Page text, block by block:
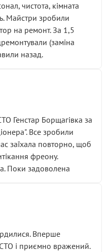
чистота, кімната
Майстри зробили
на ремонт. За 1,5
(заміна
назад.
Генстар Борщагівка за
Все зробили
заїхала повторно, щоб
фреону.
Поки задоволена
Вперше
СТО і приємно вражений.